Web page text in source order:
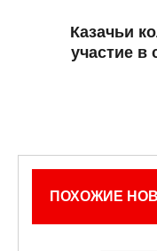
Казачьи
участие в
ПОХОЖИЕ